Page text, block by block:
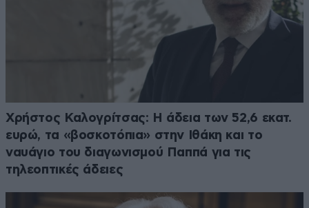
Χρήστος Καλογρίτσας: Η άδεια των 52,6 εκατ.
ευρώ, τα «βοσκοτόπια» στην Ιθάκη και το
ναυάγιο του διαγωνισμού Παππά για τις
τηλεοπτικές άδειες